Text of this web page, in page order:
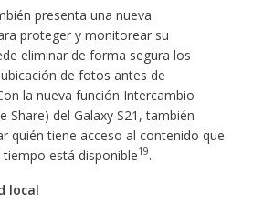
presenta una nueva
proteger y monitorear su
eliminar de forma segura los
de fotos antes de
la nueva función Intercambio
Share) del Galaxy S21, también
quién tiene acceso al contenido que
está disponible19.
local